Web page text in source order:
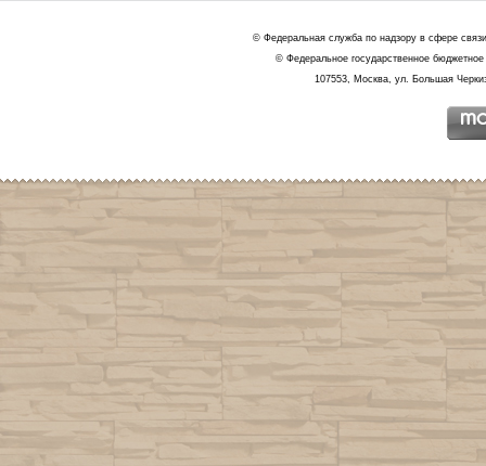
© Федеральная служба по надзору в сфере
© Федеральное государственное
107553, Москва, ул. Большая